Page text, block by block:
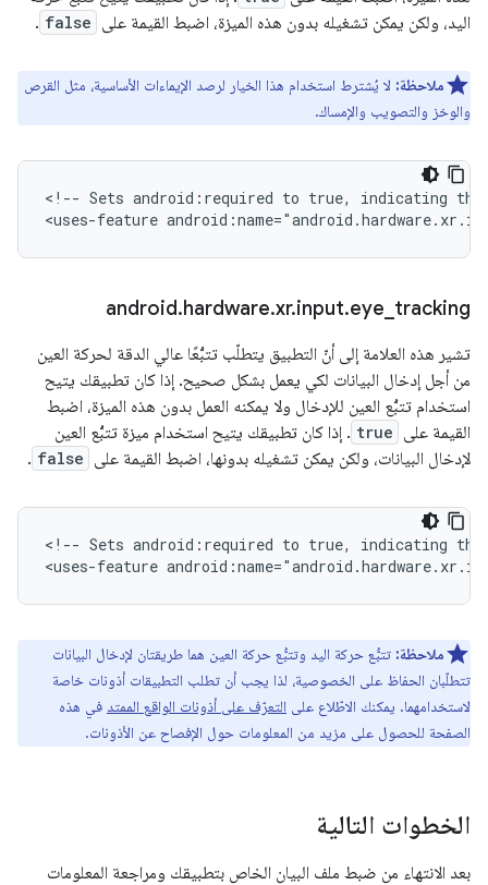
اليد، ولكن يمكن تشغيله بدون هذه الميزة، اضبط القيمة على false
.
ملاحظة: لا يُشترط استخدام هذا الخيار لرصد الإيماءات الأساسية، مثل القرص
والوخز والتصويب والإمساك.
<!-- Sets android:required to true, indicating
<uses-feature
android.hardware.xr.input.eye tracking
تشير هذه العلامة إلى أنّ التطبيق يتطلّب تتبُّعًا عالي الدقة لحركة العين
من أجل إدخال البيانات لكي يعمل بشكل صحيح. إذا كان تطبيقك يتيح
استخدام تتبُّع العين للإدخال ولا يمكنه العمل بدون هذه الميزة، اضبط
القيمة على true . إذا كان تطبيقك يتيح استخدام ميزة تتبُّع العين
لإدخال البيانات، ولكن يمكن تشغيله بدونها، اضبط القيمة على false
.
<!-- Sets android:required to true, indicating
<uses-feature
ملاحظة: تتبُّع حركة اليد وتتبُّع حركة العين هما طريقتان لإدخال البيانات
تتطلّبان الحفاظ على الخصوصية، لذا يجب أن تطلب التطبيقات أذونات خاصة
لاستخدامهما. يمكنك الاطّلاع على التعرّف على أذونات الواقع الممتد في هذه
الصفحة للحصول على مزيد من المعلومات حول الإفصاح عن الأذونات.
الخطوات التالية
بعد الانتهاء من ضبط ملف البيان الخاص بتطبيقك ومراجعة المعلومات